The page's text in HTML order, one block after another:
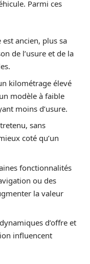
Parmi ces
ancien, plus sa
de l’usure et de la
kilométrage élevé
modèle à faible
moins d’usure.
sans
coté qu’un
fonctionnalités
ou des
la valeur
d’offre et
influencent